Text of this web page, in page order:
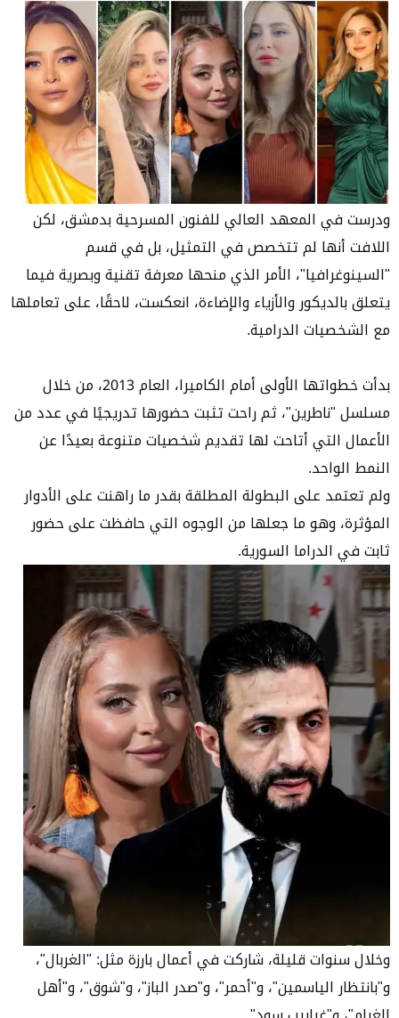
ودرست في المعهد العالي للفنون المسرحية بدمشق، لكن
اللافت أنها لم تتخصص في التمثيل، بل في قسم
"السينوغرافيا"، الأمر الذي منحها معرفة تقنية وبصرية فيما
يتعلق بالديكور والأزياء والإضاءة، انعكست، لاحقًا، على تعاملها
مع الشخصيات الدرامية.
بدأت خطواتها الأولى أمام الكاميرا، العام 2013، من خلال
مسلسل "ناطرين"، ثم راحت تثبت حضورها تدريجيًا في عدد من
الأعمال التي أتاحت لها تقديم شخصيات متنوعة بعيدًا عن
النمط الواحد.
ولم تعتمد على البطولة المطلقة بقدر ما راهنت على الأدوار
المؤثرة، وهو ما جعلها من الوجوه التي حافظت على حضور
ثابت في الدراما السورية.
وخلال سنوات قليلة، شاركت في أعمال بارزة مثل: "الغربال"،
و"بانتظار الياسمين"، و"أحمر"، و"صدر الباز"، و"شوق"، و"أهل